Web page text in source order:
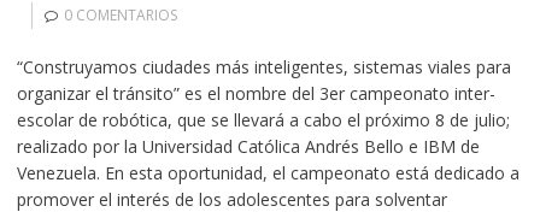
0 COMENTARIOS
“Construyamos ciudades más inteligentes, sistemas viales para
organizar el tránsito” es el nombre del 3er campeonato inter-
escolar de robótica, que se llevará a cabo el próximo 8 de julio;
realizado por la Universidad Católica Andrés Bello e IBM de
Venezuela. En esta oportunidad, el campeonato está dedicado a
promover el interés de los adolescentes para solventar